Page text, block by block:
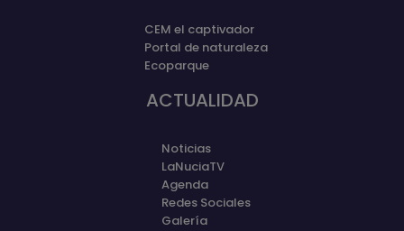
CEM el captivador
Portal de naturaleza
Ecoparque
ACTUALIDAD
Noticias
LaNuciaTV
Agenda
Redes Sociales
Galería